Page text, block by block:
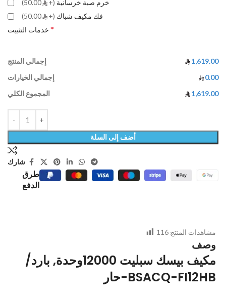
خرم صبة خرسانية (+
50.00)
فك مكيف شباك (+
50.00)
خدمات التثبيت *
إجمالي المنتج
1,619.00
إجمالي الخيارات
0.00
المجموع الكلي
1,619.00
أضف إلى السلة
شارك
طرق
الدفع
مشاهدات المنتج 116
وصف
مكيف بيسك سبليت 12000وحدة, بارد/
حار-BSACQ-FI12HB